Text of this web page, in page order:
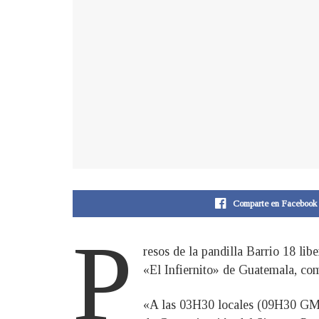
Comparte en Facebook
P
resos de la pandilla Barrio 18
«El Infiernito» de Guatemala,
«A las 03H30 locales (09H30